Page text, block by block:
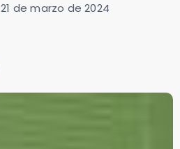
21 de marzo de 2024